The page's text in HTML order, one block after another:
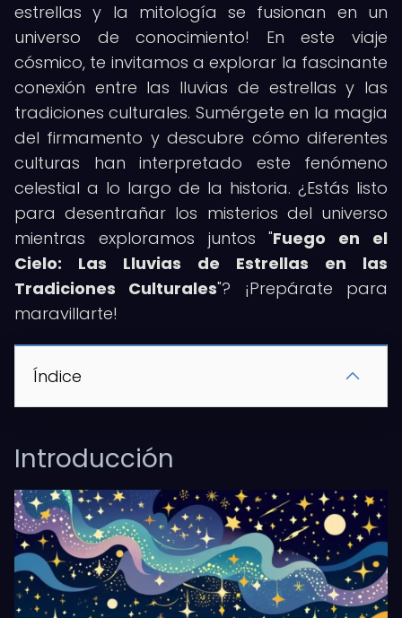
estrellas y la mitología se fusionan en un
universo de conocimiento! En este viaje
cósmico, te invitamos a explorar la fascinante
conexión entre las lluvias de estrellas y las
tradiciones culturales. Sumérgete en la magia
del firmamento y descubre cómo diferentes
culturas han interpretado este fenómeno
celestial a lo largo de la historia. ¿Estás listo
para desentrañar los misterios del universo
mientras exploramos juntos "Fuego en el
Cielo: Las Lluvias de Estrellas en las
Tradiciones Culturales"? ¡Prepárate para
maravillarte!
Índice
Introducción